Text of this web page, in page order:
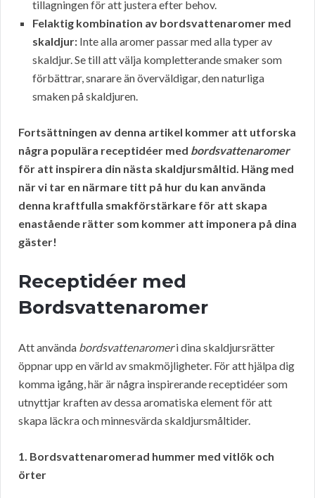
tillagningen för att justera efter behov.
Felaktig kombination av bordsvattenaromer med
skaldjur: Inte alla aromer passar med alla typer av
skaldjur. Se till att välja kompletterande smaker som
förbättrar, snarare än överväldigar, den naturliga
smaken på skaldjuren.
Fortsättningen av denna artikel kommer att utforska
några populära receptidéer med bordsvattenaromer
för att inspirera din nästa skaldjursmåltid. Häng med
när vi tar en närmare titt på hur du kan använda
denna kraftfulla smakförstärkare för att skapa
enastående rätter som kommer att imponera på dina
gäster!
Receptidéer med
Bordsvattenaromer
Att använda bordsvattenaromeri dina skaldjursrätter
öppnar upp en värld av smakmöjligheter. För att hjälpa dig
komma igång, här är några inspirerande receptidéer som
utnyttjar kraften av dessa aromatiska element för att
skapa läckra och minnesvärda skaldjursmåltider.
1. Bordsvattenaromerad hummer med vitlök och
örter